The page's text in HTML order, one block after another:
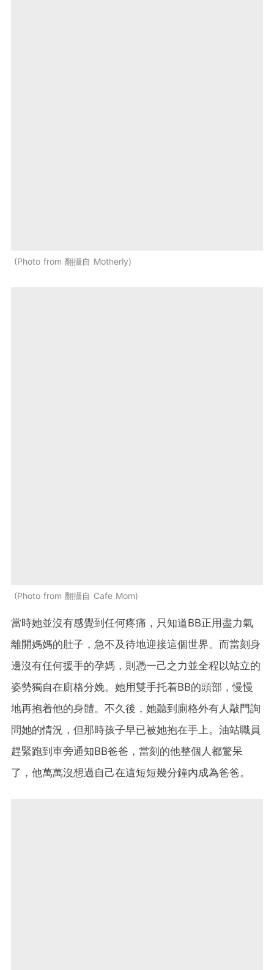
Photo from 翻攝自 Motherly
Photo from 翻攝自 Cafe Mom
當時她並沒有感覺到任何疼痛，只知道BB正用盡力氣
離開媽媽的肚子，急不及待地迎接這個世界。而當刻身
邊沒有任何援手的孕媽，則憑一己之力並全程以站立的
姿勢獨自在廁格分娩。她用雙手托着BB的頭部，慢慢
地再抱着他的身體。不久後，她聽到廁格外有人敲門詢
問她的情況，但那時孩子早已被她抱在手上。油站職員
趕緊跑到車旁通知BB爸爸，當刻的他整個人都驚呆
了，他萬萬沒想過自己在這短短幾分鐘內成為爸爸。